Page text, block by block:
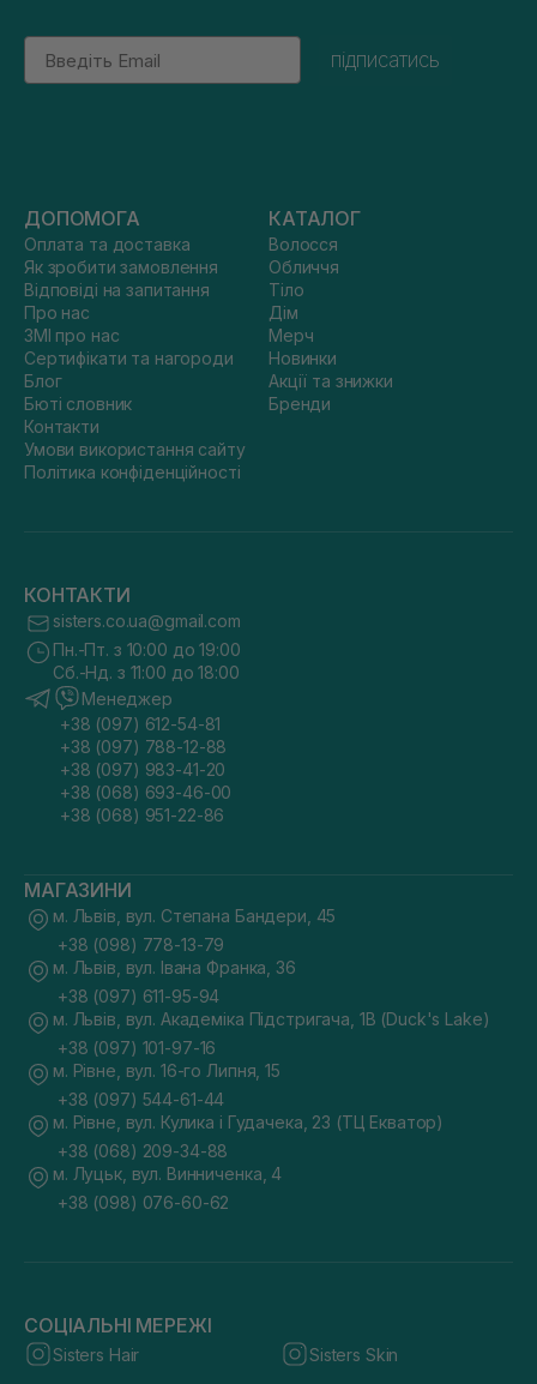
Email
підписатись
ДОПОМОГА
Оплата та доставка
Як зробити замовлення
Відповіді на запитання
Про нас
ЗМІ про нас
Сертифікати та нагороди
Блог
Бюті словник
Контакти
Умови використання сайту
Політика конфіденційності
КАТАЛОГ
Волосся
Обличчя
Тіло
Дім
Мерч
Новинки
Акції та знижки
Бренди
КОНТАКТИ
sisters.co.ua@gmail.com
Пн.-Пт. з 10:00 до 19:00
Сб.-Нд. з 11:00 до 18:00
Менеджер
+38 (097) 612-54-81
+38 (097) 788-12-88
+38 (097) 983-41-20
+38 (068) 693-46-00
+38 (068) 951-22-86
МАГАЗИНИ
м. Львів, вул. Степана Бандери, 45
+38 (098) 778-13-79
м. Львів, вул. Івана Франка, 36
+38 (097) 611-95-94
м. Львів, вул. Академіка Підстригача, 1В (Duck's Lake)
+38 (097) 101-97-16
м. Рівне, вул. 16-го Липня, 15
+38 (097) 544-61-44
м. Рівне, вул. Кулика і Гудачека, 23 (ТЦ Екватор)
+38 (068) 209-34-88
м. Луцьк, вул. Винниченка, 4
+38 (098) 076-60-62
СОЦІАЛЬНІ МЕРЕЖІ
Sisters Hair Sisters Skin